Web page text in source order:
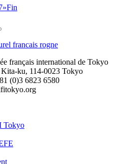
»Fin
français international de Tokyo
ku, 114-0023 Tokyo
(0)3 6823 6580
Tokyo